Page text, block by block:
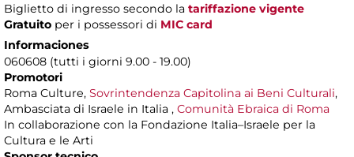
Biglietto di ingresso secondo la tariffazione vigente
Gratuito per i possessori di MIC card
Informaciones
060608 (tutti i giorni 9.00 - 19.00)
Promotori
Roma Culture, Sovrintendenza Capitolina ai Beni Culturali,
Ambasciata di Israele in Italia , Comunità Ebraica di Roma
In collaborazione con la Fondazione Italia–Israele per la
Cultura e le Arti